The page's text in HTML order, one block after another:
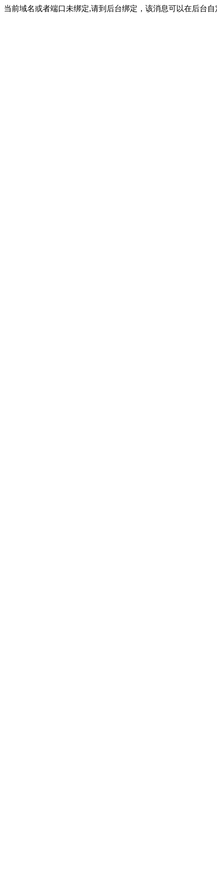
当前域名或者端口未绑定,请到后台绑定，该消息可以在后台自